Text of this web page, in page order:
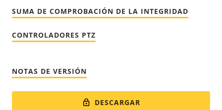
SUMA DE COMPROBACIÓN DE LA INTEGRIDAD
CONTROLADORES PTZ
NOTAS DE VERSIÓN
DESCARGAR